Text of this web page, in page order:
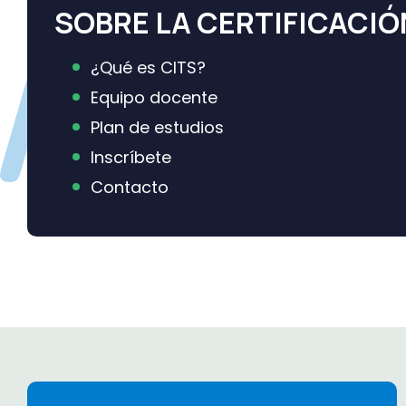
SOBRE LA
¿Qué es CITS?
Equipo docente
​Plan de estudios
Inscríbete
Contacto